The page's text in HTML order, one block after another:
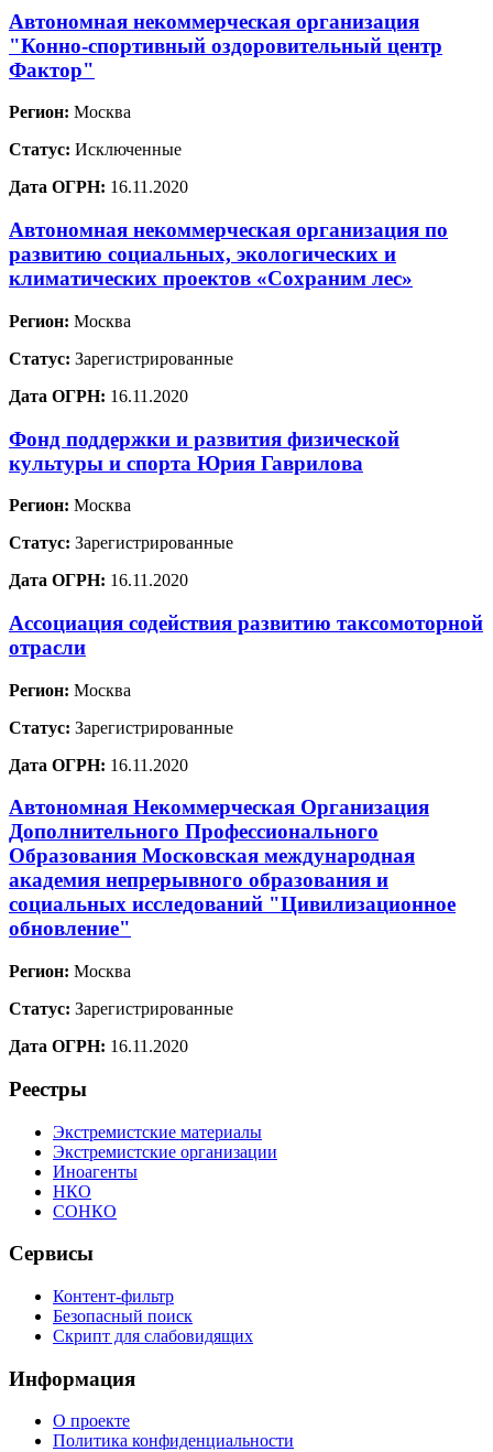
Автономная некоммерческая организация
"Конно-спортивный оздоровительный центр
Фактор"
Регион: Москва
Статус: Исключенные
Дата ОГРН: 16.11.2020
Автономная некоммерческая организация по
развитию социальных, экологических и
климатических проектов «Сохраним лес»
Регион: Москва
Статус: Зарегистрированные
Дата ОГРН: 16.11.2020
Фонд поддержки и развития физической
культуры и спорта Юрия Гаврилова
Регион: Москва
Статус: Зарегистрированные
Дата ОГРН: 16.11.2020
Ассоциация содействия развитию таксомоторной
отрасли
Регион: Москва
Статус: Зарегистрированные
Дата ОГРН: 16.11.2020
Автономная Некоммерческая Организация
Дополнительного Профессионального
Образования Московская международная
академия непрерывного образования и
социальных исследований "Цивилизационное
обновление"
Регион: Москва
Статус: Зарегистрированные
Дата ОГРН: 16.11.2020
Реестры
Экстремистские материалы
Экстремистские организации
Иноагенты
НКО
СОНКО
Сервисы
Контент-фильтр
Безопасный поиск
Скрипт для слабовидящих
Информация
О проекте
Политика конфиденциальности